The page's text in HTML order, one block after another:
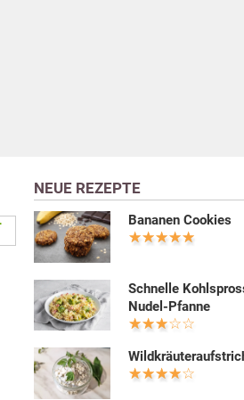
NEUE REZEPTE
Bananen Cookies
Schnelle
Nudel-Pfanne